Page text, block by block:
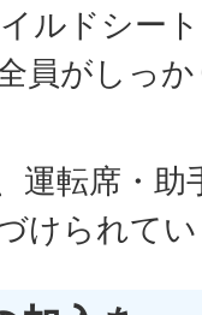
ルドシー
員がしっ
運転席・
けられて